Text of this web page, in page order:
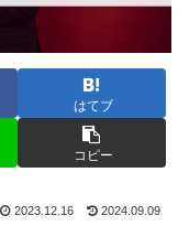
はてブ
コピー
2023.12.16 2024.09.09